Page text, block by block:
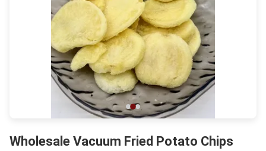
Wholesale Vacuum Fried Potato Chips